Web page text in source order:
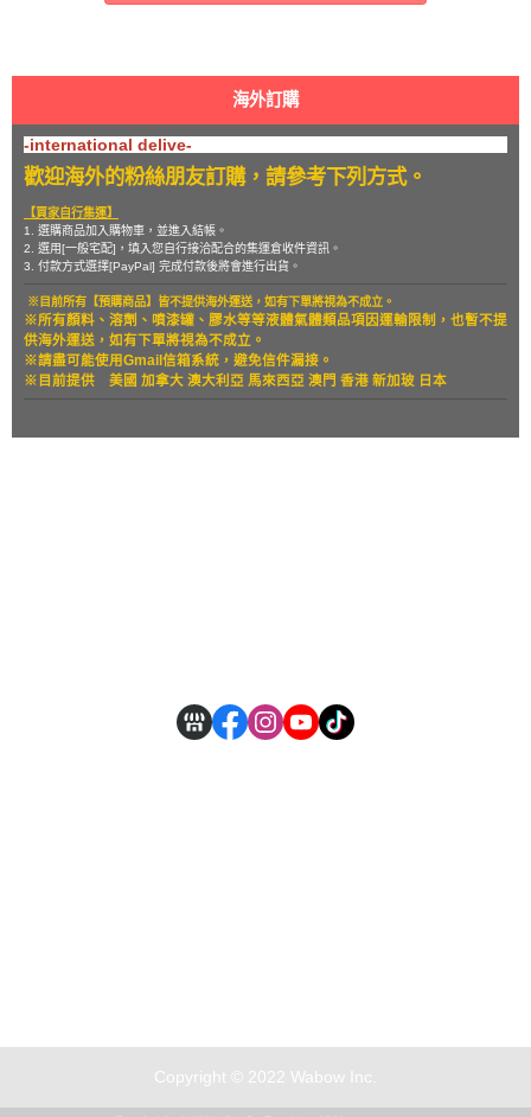
海外訂購
-international delive-
歡迎海外的粉絲朋友訂購，請參考下列方式。
【買家自行集運】
1. 選購商品加入購物車，並進入結帳。
2. 選用[一般宅配]，填入您自行接洽配合的集運倉收件資訊。
3. 付款方式選擇[PayPal] 完成付款後將會進行出貨。
※目前所有【預購商品】皆不提供海外運送，如有下單將視為不成立。
※所有顏料、溶劑、噴漆罐、膠水等等液體氣體類品項因運輸限制，也暫不提
供海外運送，如有下單將視為不成立。
※請盡可能使用Gmail信箱系統，避免信件漏接。
※目前提供 美國 加拿大 澳大利亞 馬來西亞 澳門 香港 新加玻 日本
Copyright © 2022 Wabow Inc.